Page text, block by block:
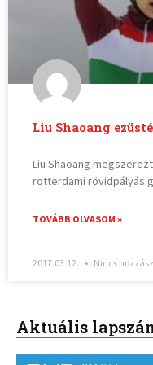
Liu Shaoang
Liu Shaoang
rotterdami rövidpályás
TOVÁBB OLVASOM »
2017.03.12. Nincs
Aktuális